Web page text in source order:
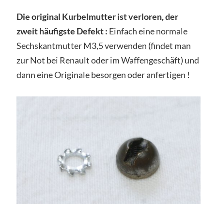
Die original Kurbelmutter ist verloren, der
zweit häufigste Defekt : Einfach eine normale
Sechskantmutter M3,5 verwenden (findet man
zur Not bei Renault oder im Waffengeschäft) und
dann eine Originale besorgen oder anfertigen !